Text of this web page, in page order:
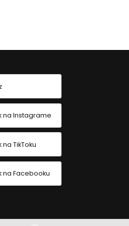
na Instagrame
na TikToku
na Facebooku